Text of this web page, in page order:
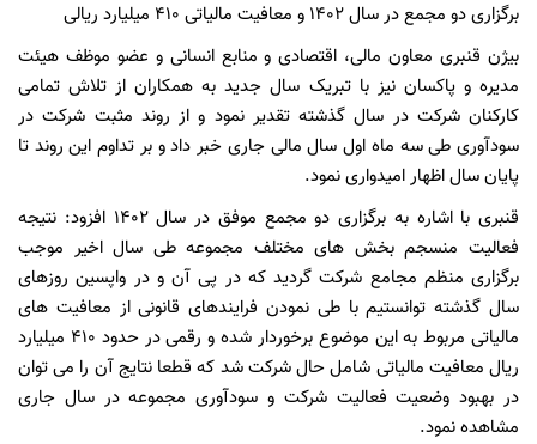
برگزاری دو مجمع در سال ۱۴۰۲ و معافیت مالیاتی ۴۱۰ میلیارد ریالی
بیژن قنبری معاون مالی، اقتصادی و منابع انسانی و عضو موظف هیئت
مدیره و پاکسان نیز با تبریک سال جدید به همکاران از تلاش تمامی
کارکنان شرکت در سال گذشته تقدیر نمود و از روند مثبت شرکت در
سودآوری طی سه ماه اول سال مالی جاری خبر داد و بر تداوم این روند تا
پایان سال اظهار امیدواری نمود.
قنبری با اشاره به برگزاری دو مجمع موفق در سال ۱۴۰۲ افزود: نتیجه
فعالیت منسجم بخش های مختلف مجموعه طی سال اخیر موجب
برگزاری منظم مجامع شرکت گردید که در پی آن و در واپسین روزهای
سال گذشته توانستیم با طی نمودن فرایندهای قانونی از معافیت های
مالیاتی مربوط به این موضوع برخوردار شده و رقمی در حدود ۴۱۰ میلیارد
ریال معافیت مالیاتی شامل حال شرکت شد که قطعا نتایج آن را می توان
در بهبود وضعیت فعالیت شرکت و سودآوری مجموعه در سال جاری
مشاهده نمود.